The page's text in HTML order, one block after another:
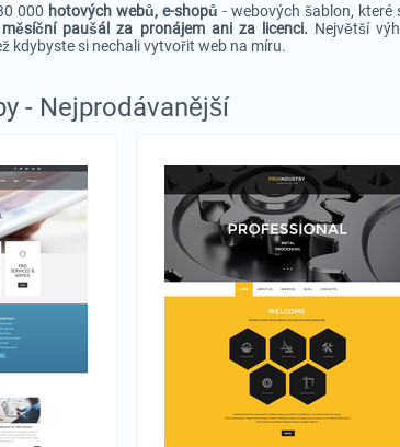
000 hotových webů, e-shopů - webových šablon,
paušál za pronájem ani za licenci. Největší
kdybyste si nechali vytvořit web na míru.
- Nejprodávanější